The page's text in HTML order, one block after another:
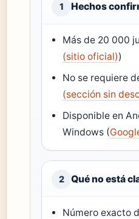
1 Hechos
Más de 20 000
(sitio oficial))
No se requiere
(sección sin
Disponible en
Windows (
2 Qué no está
Número exacto